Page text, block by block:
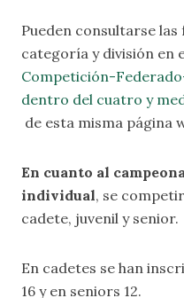
Pueden consultarse
categoría y división en
Competición-
dentro del cuatro y
de esta misma página
En cuanto al
individual, se
cadete, juvenil y senior.
En cadetes se han
16 y en seniors 12.